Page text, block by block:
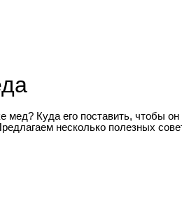
мед? Куда его поставить, чтобы
несколько полезных